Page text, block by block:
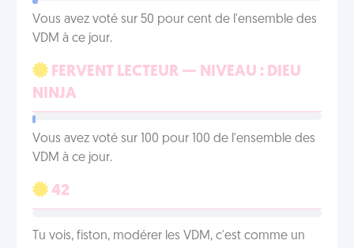
Vous avez voté sur 50 pour cent de l'ensemble des
VDM à ce jour.
FERVENT LECTEUR — NIVEAU : DIEU
NINJA
Vous avez voté sur 100 pour 100 de l'ensemble des
VDM à ce jour.
42
Tu vois, fiston, modérer les VDM, c'est comme un